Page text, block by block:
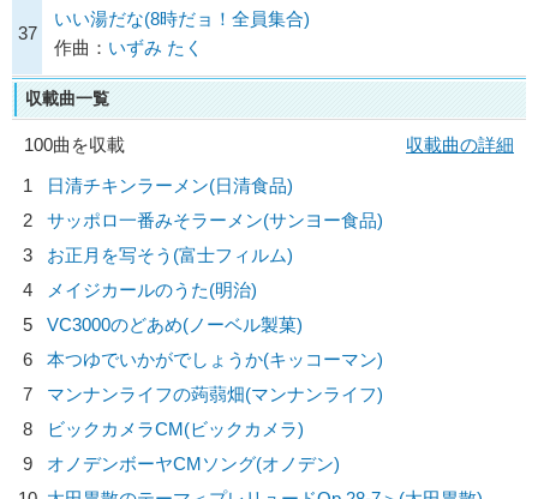
37
いい湯だな(8時だョ！全員集合)
作曲： いずみ たく
収載曲一覧
100曲を収載
収載曲の詳細
1
日清チキンラーメン(日清食品)
2
サッポロ一番みそラーメン(サンヨー食品)
3
お正月を写そう(富士フィルム)
4
メイジカールのうた(明治)
5
VC3000のどあめ(ノーベル製菓)
6
本つゆでいかがでしょうか(キッコーマン)
7
マンナンライフの蒟蒻畑(マンナンライフ)
8
ビックカメラCM(ビックカメラ)
9
オノデンボーヤCMソング(オノデン)